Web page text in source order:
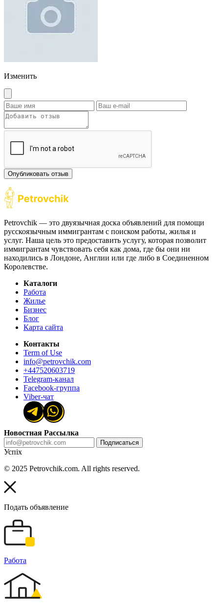
Изменить
Опубликовать отзыв
Petrovchik — это двуязычная доска объявлений для помощи
русскоязычным иммигрантам с поиском работы, жилья и
услуг. Наша цель это предоставить услугу, которая позволит
иммигрантам чувствовать себя как дома, где бы они ни
находились в Лондоне, Англии или где либо в Соединенном
Королевстве.
Каталоги
Работа
Жилье
Бизнес
Блог
Карта сайта
Контакты
Term of Use
info@petrovchik.com
+447520603719
Telegram-канал
Facebook-группа
Viber-чат
Новостная Рассылка
Подписаться
Успіх
© 2025 Petrovchik.com. All rights reserved.
Подать объявление
Работа